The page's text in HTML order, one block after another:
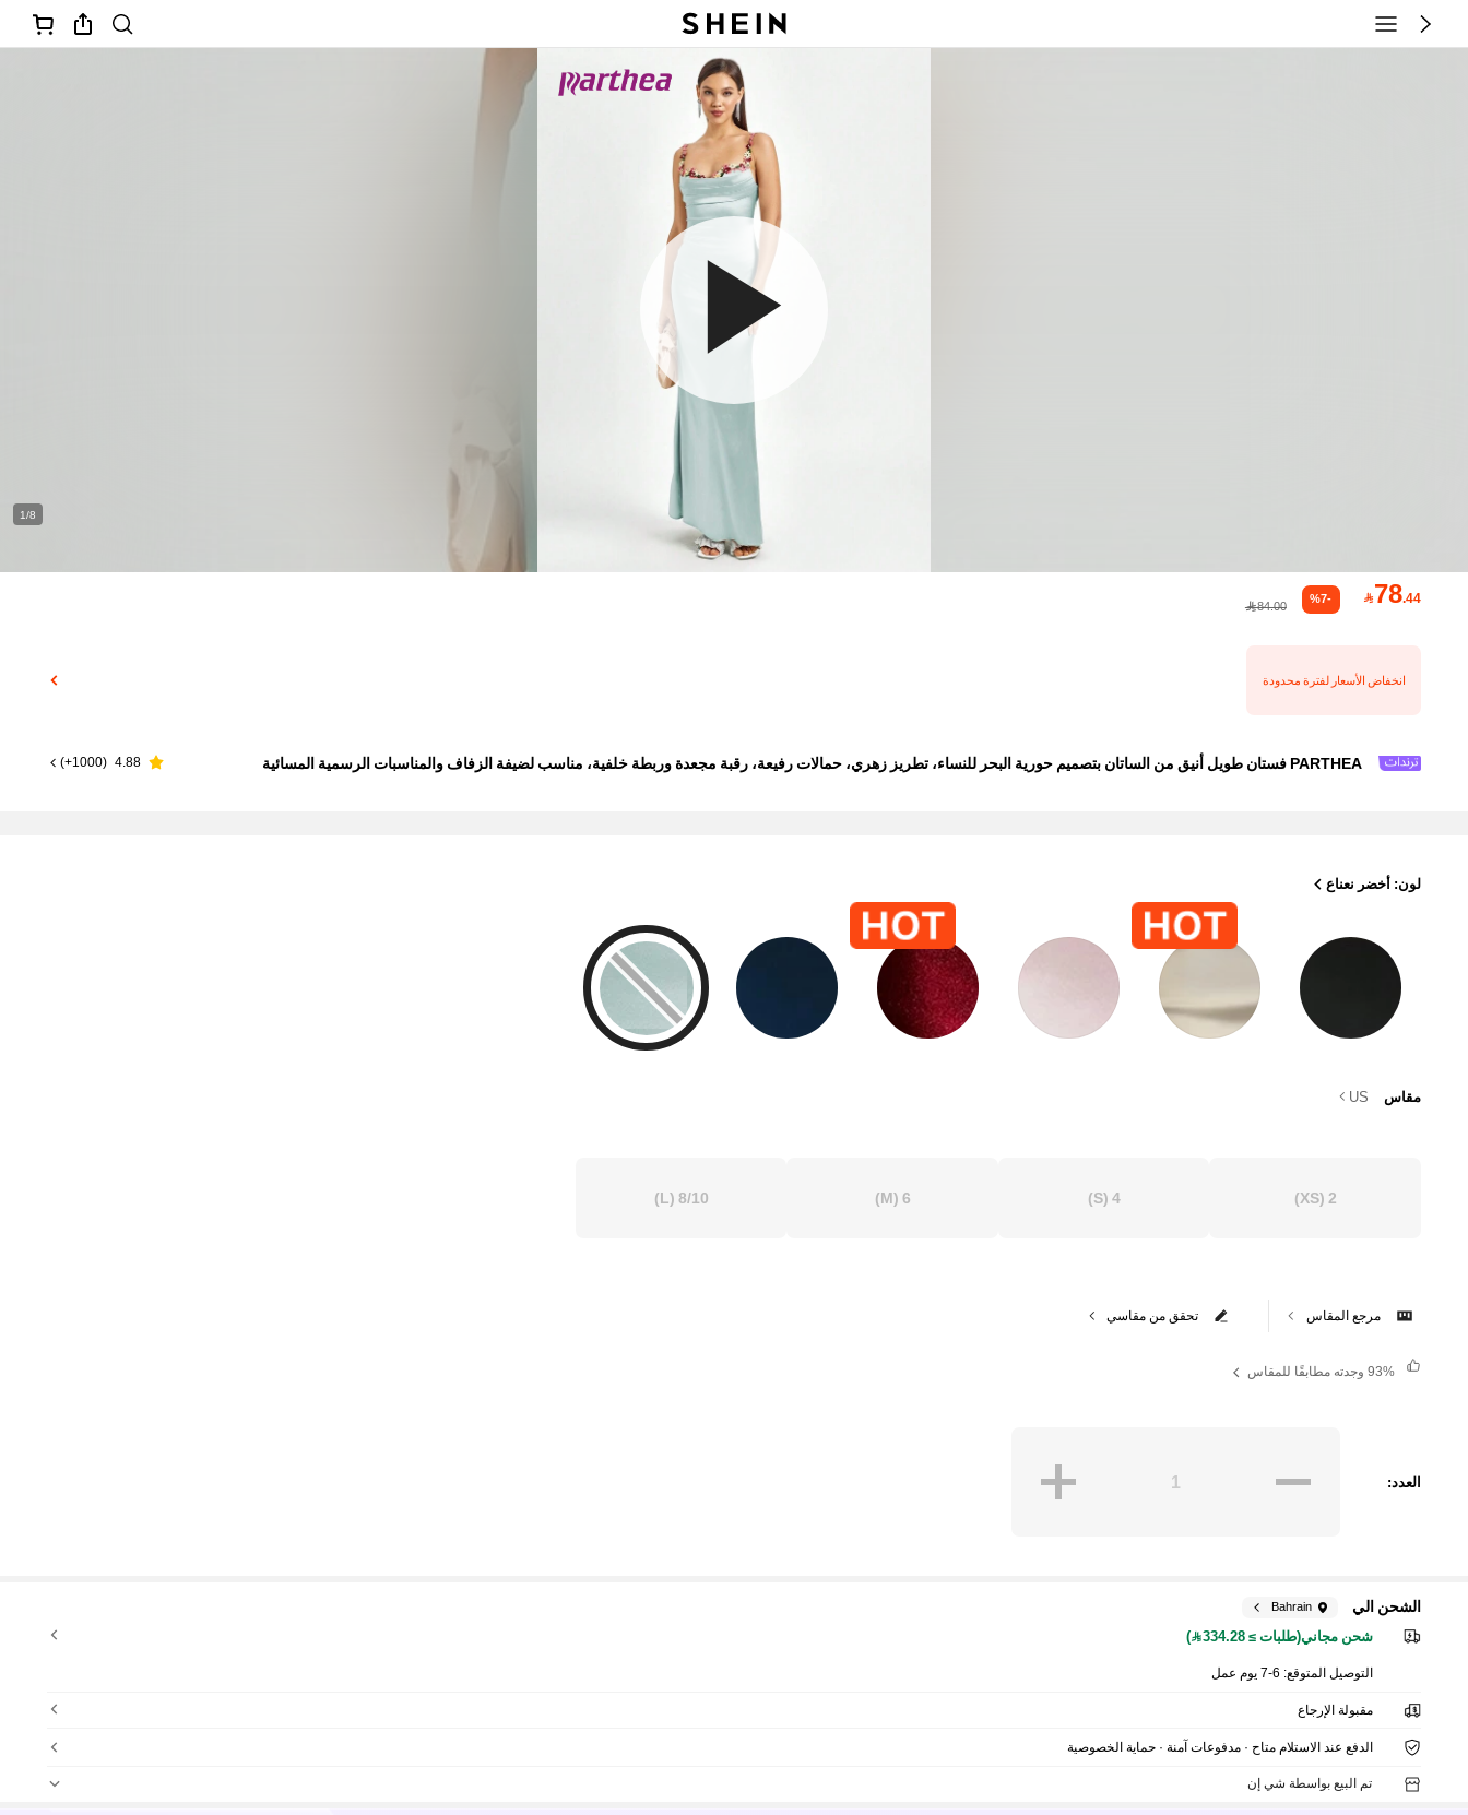
1/8
78.44
%7-
84.00
انخفاض الأسعار لفترة محدودة
PARTHEA فستان طويل أنيق من الساتان بتصميم حورية البحر للنساء، تطريز زهري، حمالات رفيعة، رقبة مجعدة وربطة خلفية، مناسب لضيفة الزفاف والمناسبات الرسمية المسائية 4.88
(
1000+
)
لون: أخضر نعناع
مقاس US
2
(XS)
4
(S)
6
(M)
8/10
(L)
تحقق من مقاسي مرجع المقاس
93% وجدته مطابقًا للمقاس
العدد:
الشحن الي Bahrain
شحن مجاني(طلبات ≥ 334.28)
التوصيل المتوقع: 6-7 يوم عمل
مقبولة الإرجاع
الدفع عند الاستلام متاح · مدفوعات آمنة · حماية الخصوصية
تم البيع بواسطة شي إن